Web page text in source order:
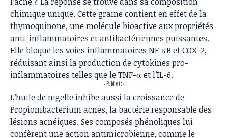
chimique unique. Cette graine contient en effet de la
thymoquinone, une molécule bioactive aux propriétés
anti-inflammatoires et antibactériennes puissantes.
Elle bloque les voies inflammatoires NF-κB et COX-2,
réduisant ainsi la production de cytokines pro-
inflammatoires telles que le TNF-α et l’IL-6.
- Publicité -
L’huile de nigelle inhibe aussi la croissance de
Propionibacterium acnes, la bactérie responsable des
lésions acnéiques. Ses composés phénoliques lui
confèrent une action antimicrobienne, comme le